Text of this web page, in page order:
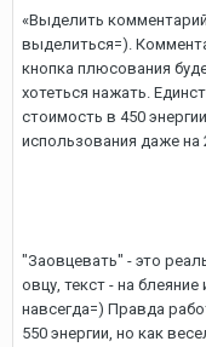
«Выделить
выделиться=).
кнопка плюсования
хотеться нажать.
стоимость в 450
использования даже на
"Заовцевать" - это
овцу, текст - на
навсегда=) Правда
550 энергии, но как